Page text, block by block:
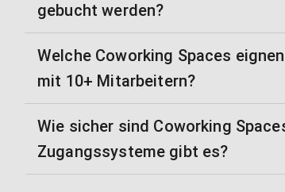
gebucht werden?
Welche Coworking Spaces
mit 10+ Mitarbeitern?
Wie sicher sind Coworking
Zugangssysteme gibt es?